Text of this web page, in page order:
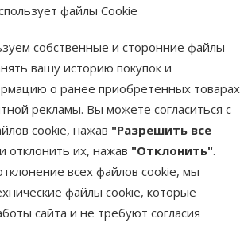
файлы Cookie
собственные и сторонние файлы
вашу историю покупок и
о ранее приобретенных товарах
рекламы. Вы можете согласиться с
cookie, нажав "Разрешить все
отклонить их, нажав "Отклонить".
всех файлов cookie, мы
файлы cookie, которые
сайта и не требуют согласия
для
–
Care+
Junior,
кг
0%
€